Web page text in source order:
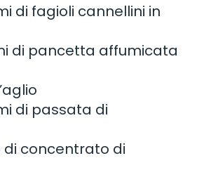
di fagioli cannellini in
di pancetta affumicata
di passata di
di concentrato di